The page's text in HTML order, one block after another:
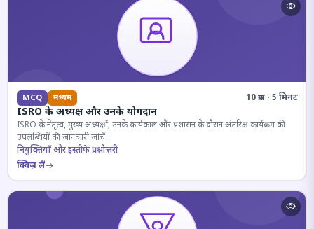
MCQ मध्यम 10 प्रश्न · 5 मिनट
ISRO के अध्यक्ष और उनके योगदान
ISRO के नेतृत्व, मुख्य अध्यक्षों, उनके कार्यकाल और प्रशासन के दौरान अंतरिक्ष कार्यक्रम की
उपलब्धियों की जानकारी जांचें।
नियुक्तियाँ और इस्तीफे प्रश्नोत्तरी
क्विज़ लें